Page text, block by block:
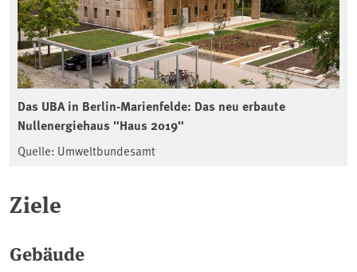
Das UBA in Berlin-Marienfelde: Das neu erbaute
Nullenergiehaus "Haus 2019"
Quelle: Umweltbundesamt
Ziele
Gebäude